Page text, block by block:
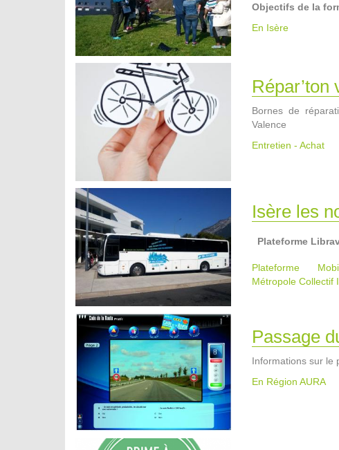
Objectifs de la
En Isère
Répar’ton
Bornes de
Valence
Entretien - Achat
Isère les
Plateforme
Plateforme
Métropole Collectif
Passage
Informations sur le
En Région AURA